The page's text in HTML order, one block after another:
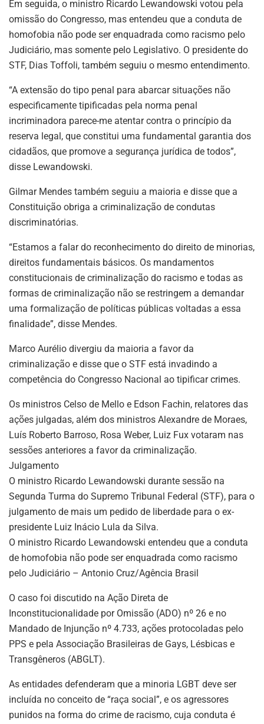
Em seguida, o ministro Ricardo Lewandowski votou pela
omissão do Congresso, mas entendeu que a conduta de
homofobia não pode ser enquadrada como racismo pelo
Judiciário, mas somente pelo Legislativo. O presidente do
STF, Dias Toffoli, também seguiu o mesmo entendimento.
“A extensão do tipo penal para abarcar situações não
especificamente tipificadas pela norma penal
incriminadora parece-me atentar contra o princípio da
reserva legal, que constitui uma fundamental garantia dos
cidadãos, que promove a segurança jurídica de todos”,
disse Lewandowski.
Gilmar Mendes também seguiu a maioria e disse que a
Constituição obriga a criminalização de condutas
discriminatórias.
“Estamos a falar do reconhecimento do direito de minorias,
direitos fundamentais básicos. Os mandamentos
constitucionais de criminalização do racismo e todas as
formas de criminalização não se restringem a demandar
uma formalização de políticas públicas voltadas a essa
finalidade”, disse Mendes.
Marco Aurélio divergiu da maioria a favor da
criminalização e disse que o STF está invadindo a
competência do Congresso Nacional ao tipificar crimes.
Os ministros Celso de Mello e Edson Fachin, relatores das
ações julgadas, além dos ministros Alexandre de Moraes,
Luís Roberto Barroso, Rosa Weber, Luiz Fux votaram nas
sessões anteriores a favor da criminalização.
Julgamento
O ministro Ricardo Lewandowski durante sessão na
Segunda Turma do Supremo Tribunal Federal (STF), para o
julgamento de mais um pedido de liberdade para o ex-
presidente Luiz Inácio Lula da Silva.
O ministro Ricardo Lewandowski entendeu que a conduta
de homofobia não pode ser enquadrada como racismo
pelo Judiciário – Antonio Cruz/Agência Brasil
O caso foi discutido na Ação Direta de
Inconstitucionalidade por Omissão (ADO) nº 26 e no
Mandado de Injunção nº 4.733, ações protocoladas pelo
PPS e pela Associação Brasileiras de Gays, Lésbicas e
Transgêneros (ABGLT).
As entidades defenderam que a minoria LGBT deve ser
incluída no conceito de “raça social”, e os agressores
punidos na forma do crime de racismo, cuja conduta é